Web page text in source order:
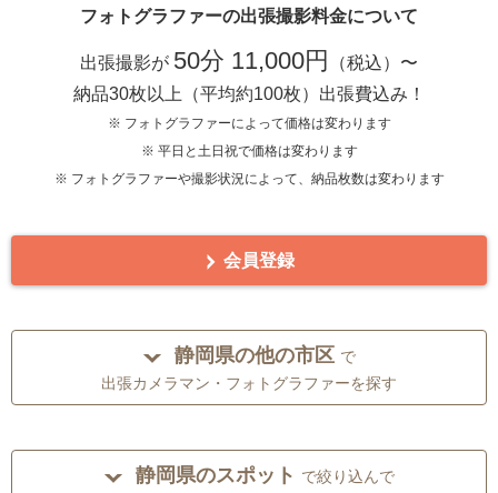
フォトグラファーの出張撮影料金について
出張撮影が 50分 11,000円
（税込）〜
納品30枚以上（平均約100枚）出張費込み！
※ フォトグラファーによって価格は変わります
※ 平日と土日祝で価格は変わります
※ フォトグラファーや撮影状況によって、納品枚数は変わります
会員登録
静岡県の他の市区 で
出張カメラマン・フォトグラファーを探す
静岡県のスポット で絞り込んで